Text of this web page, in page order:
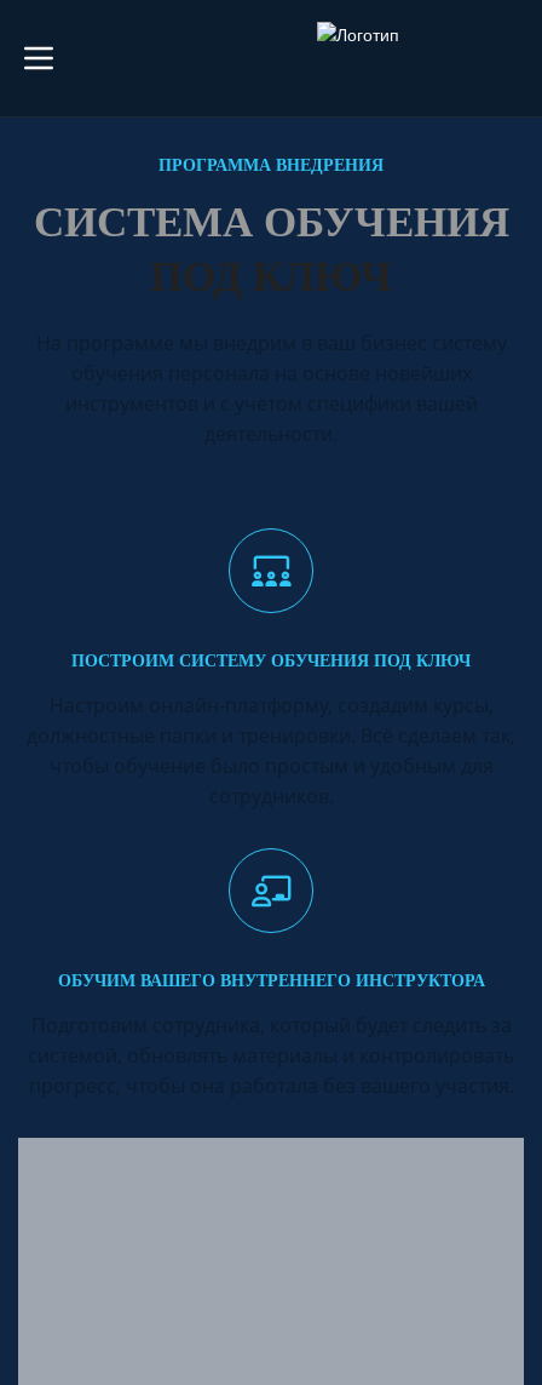
ПРОГРАММА ВНЕДРЕНИЯ
СИСТЕМА ОБУЧЕНИЯ
ПОД КЛЮЧ
ПОСТРОИМ СИСТЕМУ ОБУЧЕНИЯ ПОД КЛЮЧ
ОБУЧИМ ВАШЕГО ВНУТРЕННЕГО ИНСТРУКТОРА